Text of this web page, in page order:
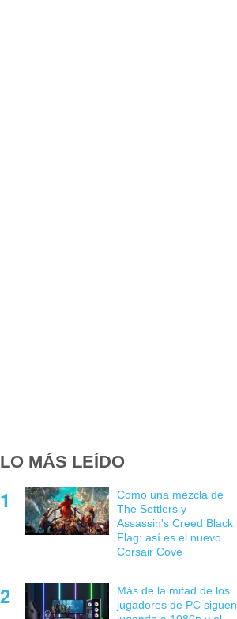
LO MÁS LEÍDO
Como una mezcla de
The Settlers y
Assassin's Creed Black
Flag: así es el nuevo
Corsair Cove
Más de la mitad de los
jugadores de PC siguen